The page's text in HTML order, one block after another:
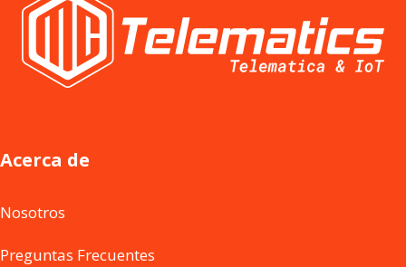
Acerca de
Nosotros
Preguntas Frecuentes